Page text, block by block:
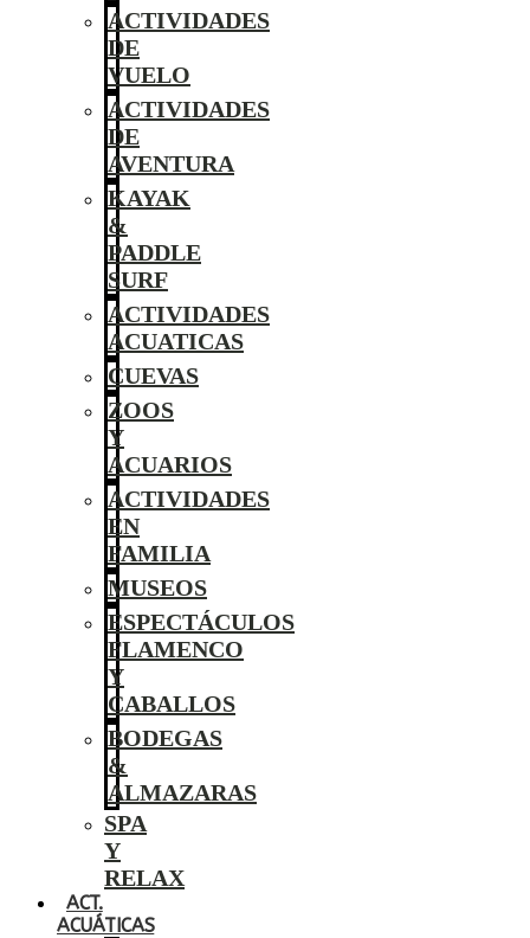
ACTIVIDADES
DE
VUELO
ACTIVIDADES
DE
AVENTURA
KAYAK
&
PADDLE
SURF
ACTIVIDADES
ACUATICAS
CUEVAS
ZOOS
Y
ACUARIOS
ACTIVIDADES
EN
FAMILIA
MUSEOS
ESPECTÁCULOS
FLAMENCO
Y
CABALLOS
BODEGAS
&
ALMAZARAS
SPA
Y
RELAX
ACT.
ACUÁTICAS